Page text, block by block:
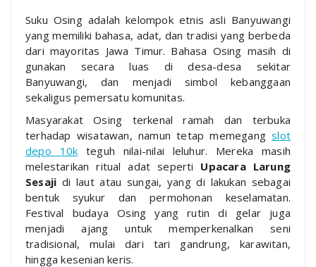
Suku Osing adalah kelompok etnis asli Banyuwangi
yang memiliki bahasa, adat, dan tradisi yang berbeda
dari mayoritas Jawa Timur. Bahasa Osing masih di
gunakan secara luas di desa-desa sekitar
Banyuwangi, dan menjadi simbol kebanggaan
sekaligus pemersatu komunitas.
Masyarakat Osing terkenal ramah dan terbuka
terhadap wisatawan, namun tetap memegangslot
depo 10k teguh nilai-nilai leluhur. Mereka masih
melestarikan ritual adat seperti Upacara Larung
Sesaji di laut atau sungai, yang di lakukan sebagai
bentuk syukur dan permohonan keselamatan.
Festival budaya Osing yang rutin di gelar juga
menjadi ajang untuk memperkenalkan seni
tradisional, mulai dari tari gandrung, karawitan,
hingga kesenian keris.